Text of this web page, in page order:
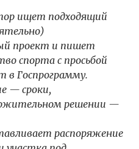
ищет подходящий
проект и пишет
спорта с просьбой
в Госпрограмму.
— сроки,
решении —
распоряжение